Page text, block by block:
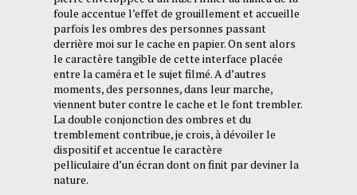
foule accentue l’effet de grouillement et accueille
parfois les ombres des personnes passant
derrière moi sur le cache en papier. On sent alors
le caractère tangible de cette interface placée
entre la caméra et le sujet filmé. A d’autres
moments, des personnes, dans leur marche,
viennent buter contre le cache et le font trembler.
La double conjonction des ombres et du
tremblement contribue, je crois, à dévoiler le
dispositif et accentue le caractère
pelliculaire d’un écran dont on finit par deviner la
nature.